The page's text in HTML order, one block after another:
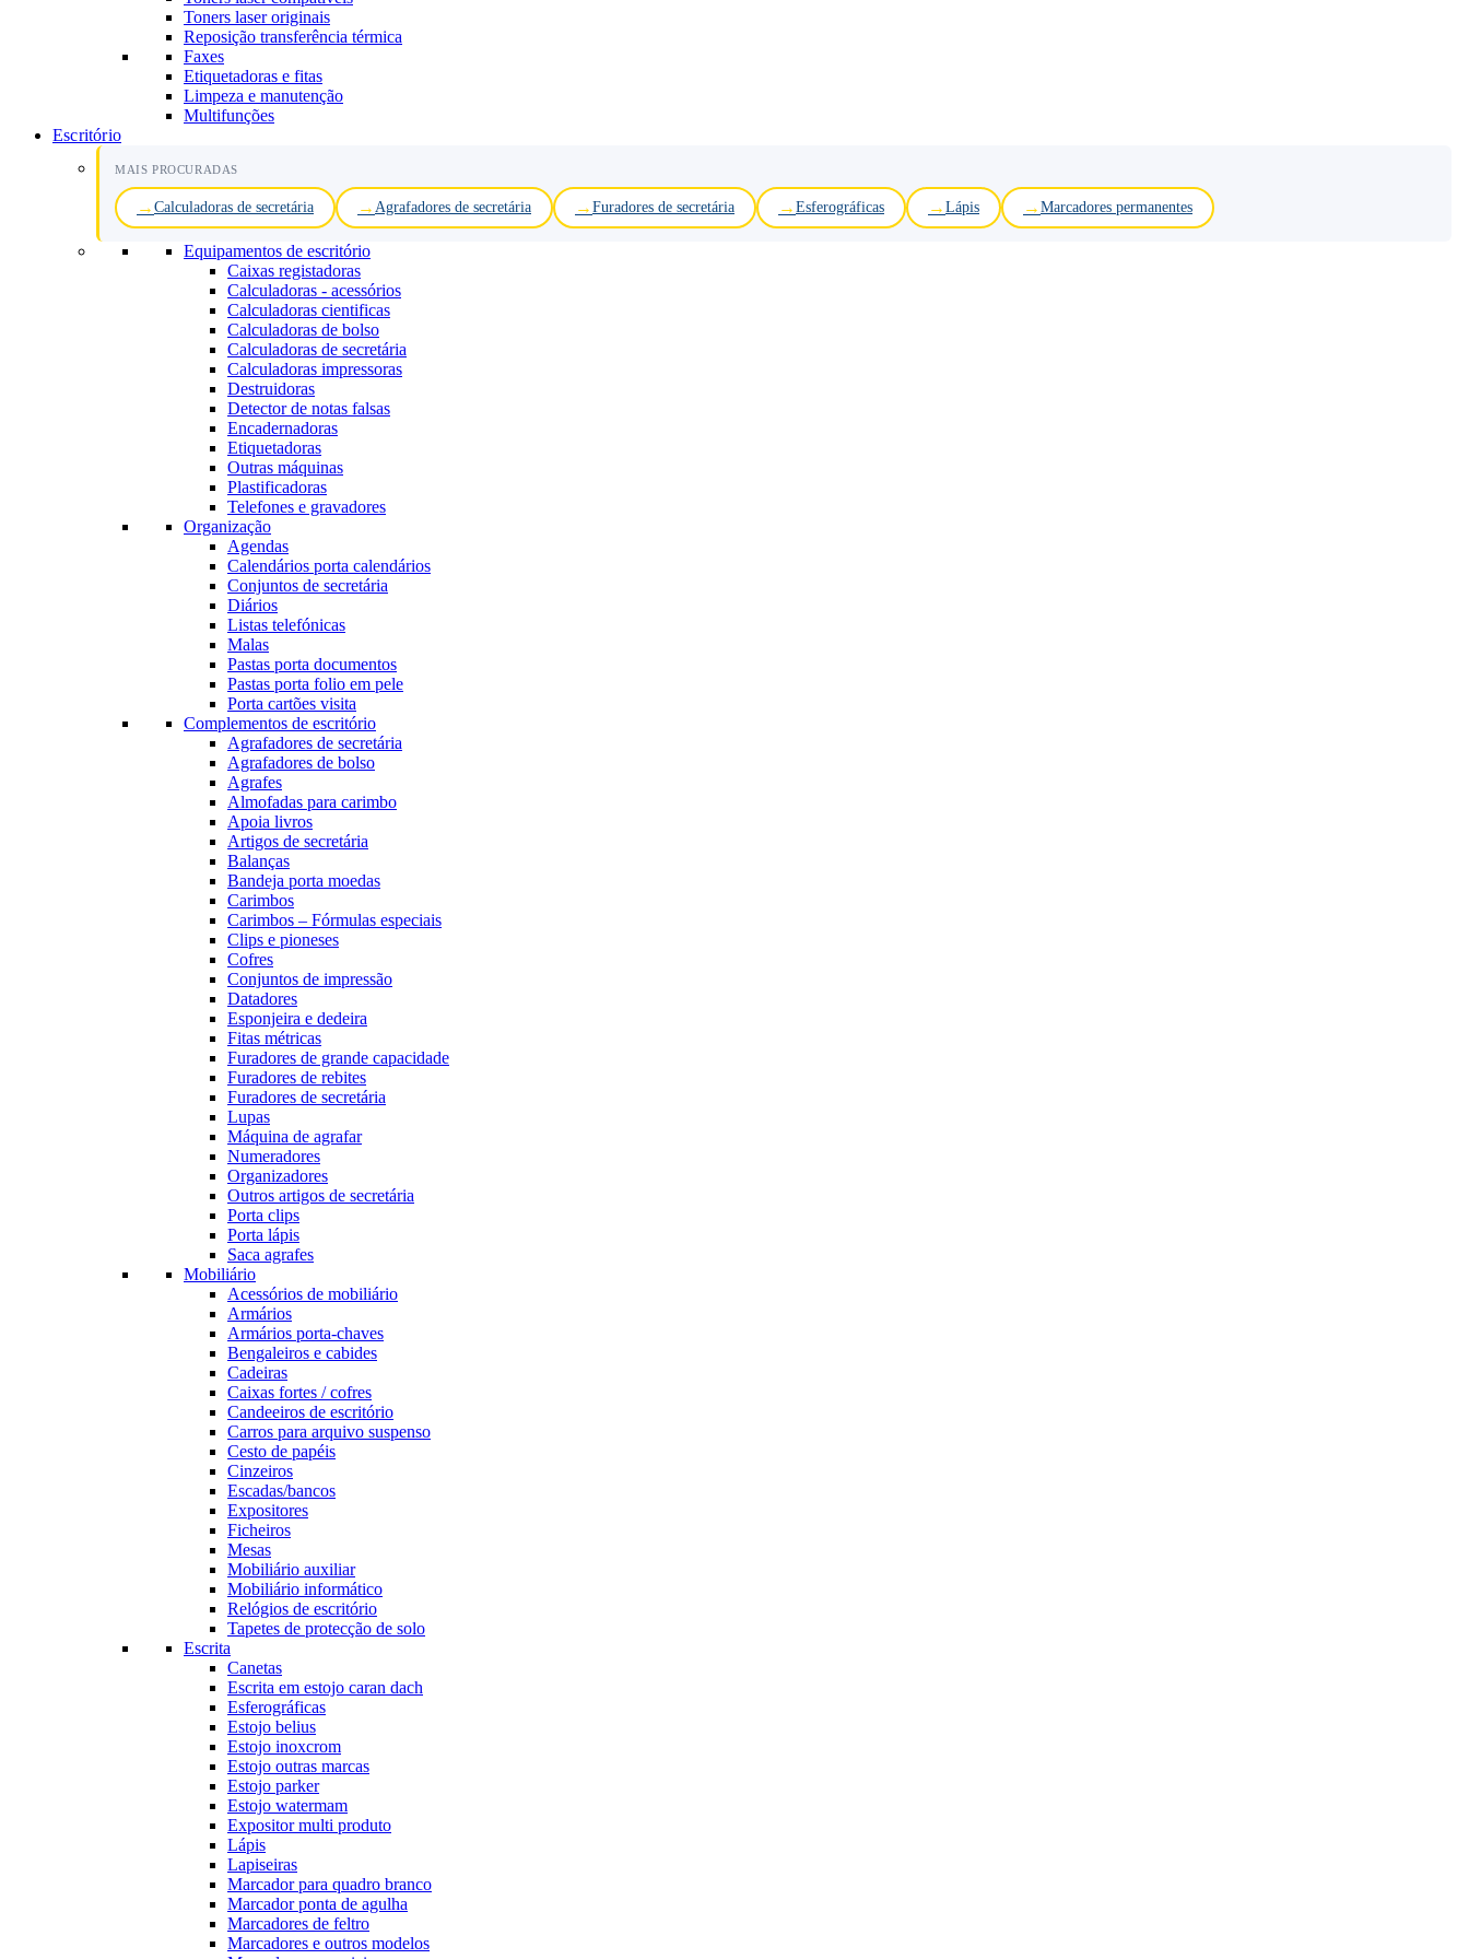
Toners laser originais
Reposição transferência térmica
Faxes
Etiquetadoras e fitas
Limpeza e manutenção
Multifunções
Escritório
MAIS PROCURADAS
Calculadoras de secretária Agrafadores de secretária Furadores de secretária Esferográficas Lápis Marcadores permanentes
Equipamentos de escritório
Caixas registadoras
Calculadoras - acessórios
Calculadoras cientificas
Calculadoras de bolso
Calculadoras de secretária
Calculadoras impressoras
Destruidoras
Detector de notas falsas
Encadernadoras
Etiquetadoras
Outras máquinas
Plastificadoras
Telefones e gravadores
Organização
Agendas
Calendários porta calendários
Conjuntos de secretária
Diários
Listas telefónicas
Malas
Pastas porta documentos
Pastas porta folio em pele
Porta cartões visita
Complementos de escritório
Agrafadores de secretária
Agrafadores de bolso
Agrafes
Almofadas para carimbo
Apoia livros
Artigos de secretária
Balanças
Bandeja porta moedas
Carimbos
Carimbos – Fórmulas especiais
Clips e pioneses
Cofres
Conjuntos de impressão
Datadores
Esponjeira e dedeira
Fitas métricas
Furadores de grande capacidade
Furadores de rebites
Furadores de secretária
Lupas
Máquina de agrafar
Numeradores
Organizadores
Outros artigos de secretária
Porta clips
Porta lápis
Saca agrafes
Mobiliário
Acessórios de mobiliário
Armários
Armários porta-chaves
Bengaleiros e cabides
Cadeiras
Caixas fortes / cofres
Candeeiros de escritório
Carros para arquivo suspenso
Cesto de papéis
Cinzeiros
Escadas/bancos
Expositores
Ficheiros
Mesas
Mobiliário auxiliar
Mobiliário informático
Relógios de escritório
Tapetes de protecção de solo
Escrita
Canetas
Escrita em estojo caran dach
Esferográficas
Estojo belius
Estojo inoxcrom
Estojo outras marcas
Estojo parker
Estojo watermam
Expositor multi produto
Lápis
Lapiseiras
Marcador para quadro branco
Marcador ponta de agulha
Marcadores de feltro
Marcadores e outros modelos